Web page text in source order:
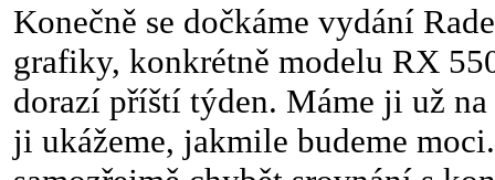
Konečně se dočkáme vydání
grafiky, konkrétně modelu RX
dorazí příští týden. Máme ji už
ji ukážeme, jakmile budeme